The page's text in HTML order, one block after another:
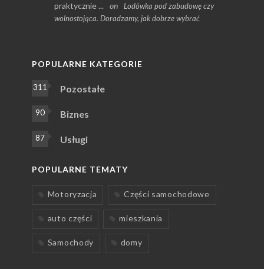
praktycznie ...
on
Lodówka pod zabudowę czy
wolnostojąca. Doradzamy, jak dobrze wybrać
POPULARNE KATEGORIE
311 Pozostałe
90 Biznes
87 Usługi
POPULARNE TEMATY
Motoryzacja Części samochodowe
auto części mieszkania
Samochody domy